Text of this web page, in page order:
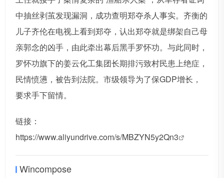
中抽丝剥茧发现漏洞，成功查明郑夺杀人事实。齐衡的
儿子齐伦在电视上看到郑夺，认出郑夺就是绑架自己母
亲郭念的凶手，由此牵出幕后黑手罗怀功。与此同时，
罗怀功旗下的姜云化工集团长期排污致村民患上绝症，
民情愤懑，被告到法院。市级领导为了保GDP增长，
要求手下留情。
链接：
https://www.aliyundrive.com/s/MBZYN5y2Qn3
Wincompose